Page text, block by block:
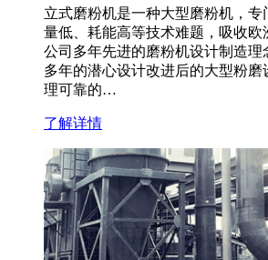
立式磨粉机是一种大型磨粉机，
量低、耗能高等技术难题，吸收欧
公司多年先进的磨粉机设计制造理
多年的潜心设计改进后的大型粉磨
理可靠的…
了解详情